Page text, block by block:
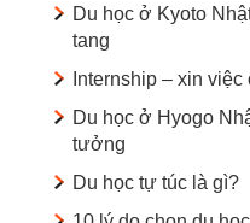
Du học ở Kyoto
tang
Internship – xin
Du học ở Hyogo
tưởng
Du học tự túc là gì?